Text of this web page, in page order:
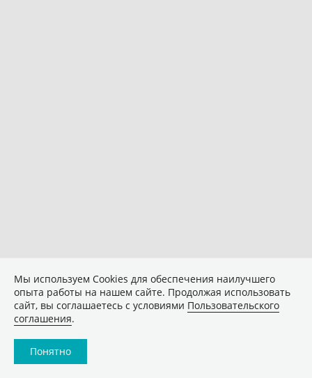
Мы используем Сookies для обеспечения наилучшего
опыта работы на нашем сайте. Продолжая использовать
сайт, вы соглашаетесь с условиями Пользовательского
соглашения.
Понятно